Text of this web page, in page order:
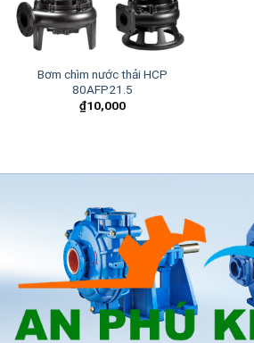
Bơm chìm nước thải HCP
80AFP21.5
₫10,000